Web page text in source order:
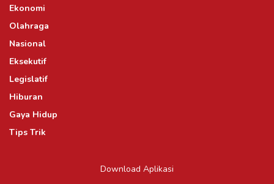
Ekonomi
Olahraga
Nasional
Eksekutif
Legislatif
Hiburan
Gaya Hidup
Tips Trik
Download Aplikasi